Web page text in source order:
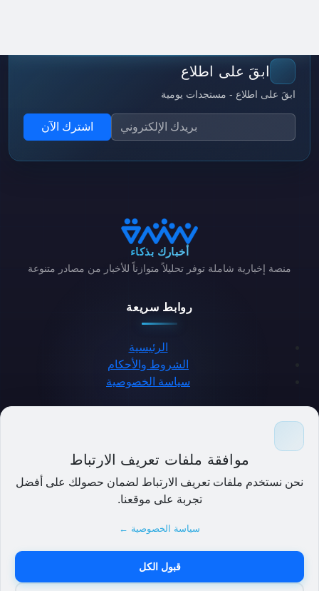
موافقة ملفات تعريف الارتباط
نحن نستخدم ملفات تعريف الارتباط لضمان حصولك على أفضل
تجربة على موقعنا.
سياسة الخصوصية ←
قبول الكل
ابقَ على اطلاع
ابقَ على اطلاع - مستجدات يومية
اشترك الآن
أخبارك بذكاء
منصة إخبارية شاملة توفر تحليلاً متوازناً للأخبار من مصادر متنوعة
روابط سريعة
الرئيسية
الشروط والأحكام
سياسة الخصوصية